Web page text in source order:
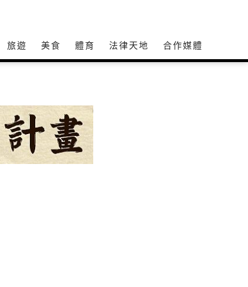
旅遊 美食 體育 法律天地 合作媒體